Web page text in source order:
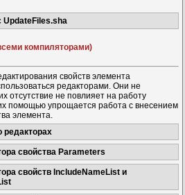
UpdateFiles.sha
компиляторами)
свойств элемента
редакторами. Они не
отсутствие не повлияет на работу
помощью упрощается работа с внесением
элемента.
редакторах
свойства Parameters
свойств IncludeNameList и